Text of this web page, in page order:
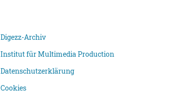
Digezz-Archiv
Institut für Multimedia Production
Datenschutzerklärung
Cookies